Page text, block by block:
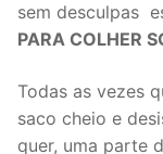
sem desculpas
PARA COLHER
Todas as vezes
saco cheio e
quer, uma parte